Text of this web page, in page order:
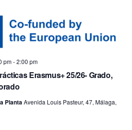
Erasmus+ 25/26- Grado,
pm-2:00 pm
PlantaAvenida Louis Pasteur, 47, Málaga,